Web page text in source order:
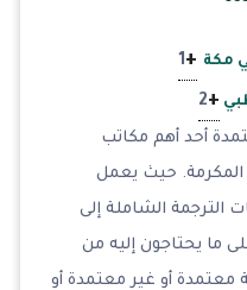
مكة +
1
+
2
أحد أهم مكاتب
المكرمة. حيث يعمل
الترجمة الشاملة إلى
ما يحتاجون إليه من
أو غير معتمدة أو